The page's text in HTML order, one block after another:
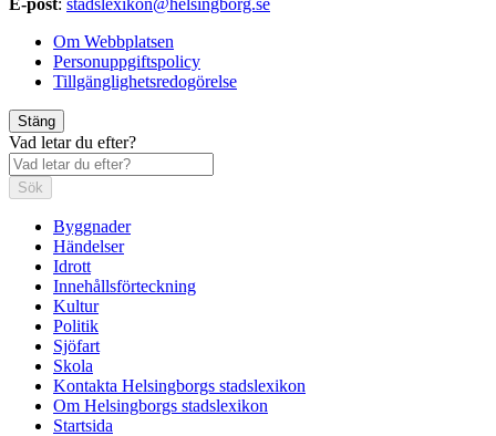
Om Webbplatsen
Personuppgiftspolicy
Tillgänglighetsredogörelse
Stäng
Vad letar du efter?
Sök
Byggnader
Händelser
Idrott
Innehållsförteckning
Kultur
Politik
Sjöfart
Skola
Kontakta Helsingborgs stadslexikon
Om Helsingborgs stadslexikon
Startsida